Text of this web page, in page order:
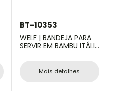
BT-10353
WELF | BANDEJA PARA
SERVIR EM BAMBU ITÁLIA
Mais detalhes